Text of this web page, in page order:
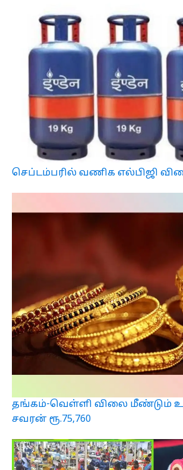
செப்டம்பரில் வணிக எல்பிஜி
தங்கம்-வெள்ளி விலை மீண்டும்
சவரன் ரூ.75,760